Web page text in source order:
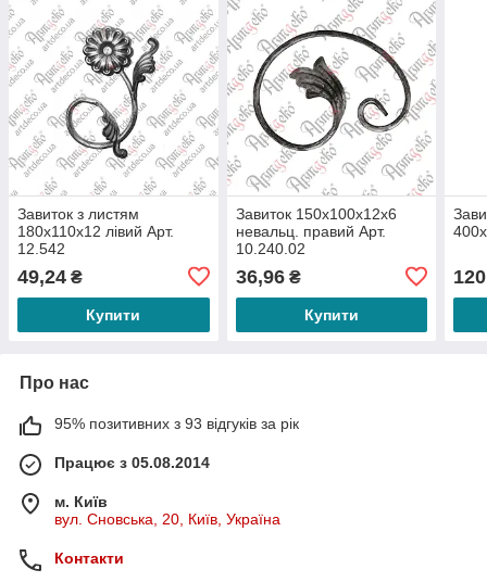
Завиток з листям
180х110х12 лівий Арт.
12.542
49,24 ₴
Купити
Завиток 150х100х12х6
невальц. правий Арт.
10.240.02
36,96₴
Купити
Про нас
95% позитивних з 93 відгуків за рік
Працює з 05.08.2014
м. Київ
вул. Сновська, 20, Київ, Україна
Контакти